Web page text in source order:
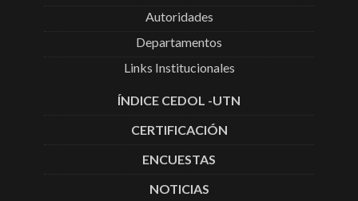
Autoridades
Departamentos
Links Institucionales
ÍNDICE CEDOL -UTN
CERTIFICACIÓN
ENCUESTAS
NOTICIAS